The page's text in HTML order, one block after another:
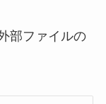
部ファイルの